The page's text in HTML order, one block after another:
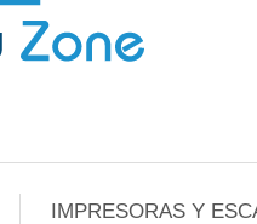
IMPRESORAS Y